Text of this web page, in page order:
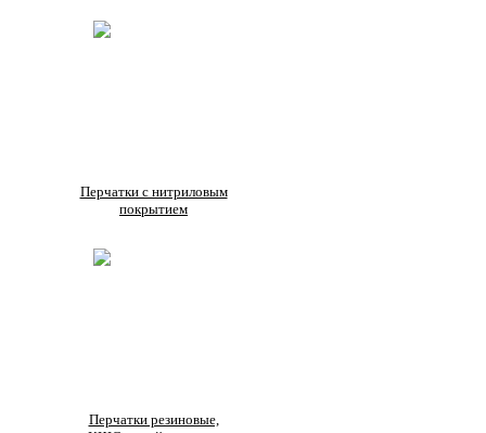
Перчатки с нитриловым
покрытием
Перчатки резиновые,